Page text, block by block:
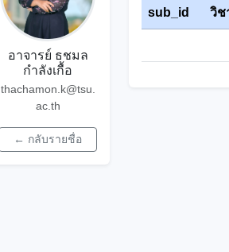
อาจารย์ ธชมล
กำลังเกื้อ
thachamon.k@tsu.
ac.th
← กลับรายชื่อ
sub_id
วิช